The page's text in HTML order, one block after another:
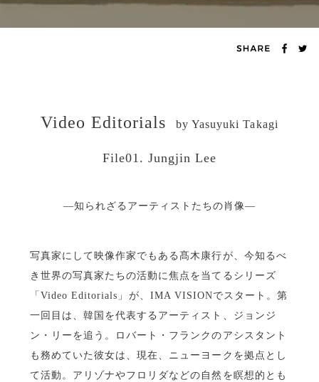
Video Editorials by Yasuyuki Takagi
File01. Jungjin Lee
―知られざるアーティストたちの肖像―
写真家にして映像作家でもある髙木康行が、今知るべ
き世界の写真家たちの活動に焦点を当てるシリーズ
「Video Editorials」が、IMA VISIONでスタート。第
一回目は、韓国を代表するアーティスト、ジョンジ
ン・リーを追う。ロバート・フランクのアシスタント
も務めていた彼女は、現在、ニューヨークを拠点とし
て活動。アリゾナやフロリダなどの自然を瞑想的とも